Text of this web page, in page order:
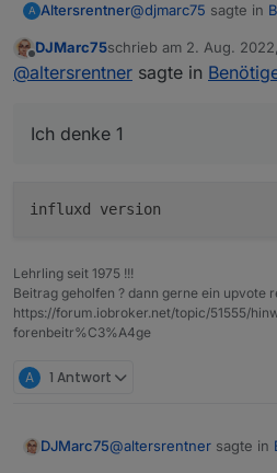
A Altersrentner@djmarc75 sagte in
Aber jetzt zum
Offline
DJMarc75schrieb am 2. Aug.
zuletzt editiert von
@altersrentner sagte in
Ich denke 1
Lehrling seit 1975 !!!
Beitrag geholfen ? dann gerne ein upvote
https://forum.iobroker.net/topic/51555/
forenbeitr%C3%A4ge
A 1 Antwort
DJMarc75@altersrentner sagte in